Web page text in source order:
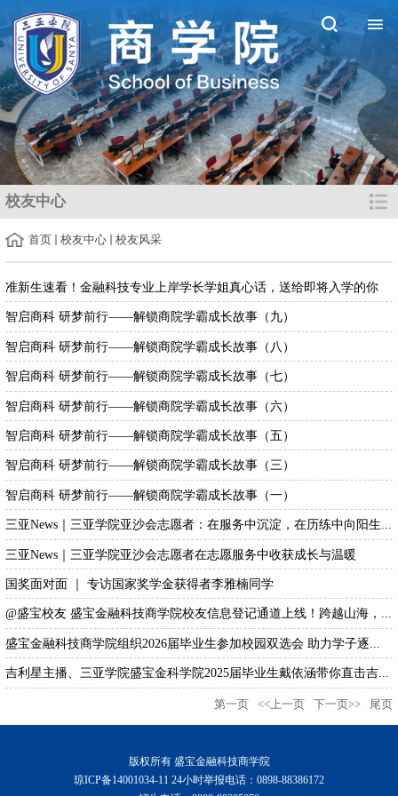
校友中心
首页 校友中心 校友风采
准新生速看！金融科技专业上岸学长学姐真心话，送给即将入学的你
智启商科 研梦前行——解锁商院学霸成长故事（九）
智启商科 研梦前行——解锁商院学霸成长故事（八）
智启商科 研梦前行——解锁商院学霸成长故事（七）
智启商科 研梦前行——解锁商院学霸成长故事（六）
智启商科 研梦前行——解锁商院学霸成长故事（五）
智启商科 研梦前行——解锁商院学霸成长故事（三）
智启商科 研梦前行——解锁商院学霸成长故事（一）
三亚News｜三亚学院亚沙会志愿者：在服务中沉淀，在历练中向阳生...
三亚News｜三亚学院亚沙会志愿者在志愿服务中收获成长与温暖
国奖面对面 ｜ 专访国家奖学金获得者李雅楠同学
@盛宝校友 盛宝金融科技商学院校友信息登记通道上线！跨越山海，...
盛宝金融科技商学院组织2026届毕业生参加校园双选会 助力学子逐...
吉利星主播、三亚学院盛宝金科学院2025届毕业生戴依涵带你直击吉...
第一页 <<上一页 下一页>> 尾页
版权所有 盛宝金融科技商学院
琼ICP备14001034-11 24小时举报电话：0898-88386172